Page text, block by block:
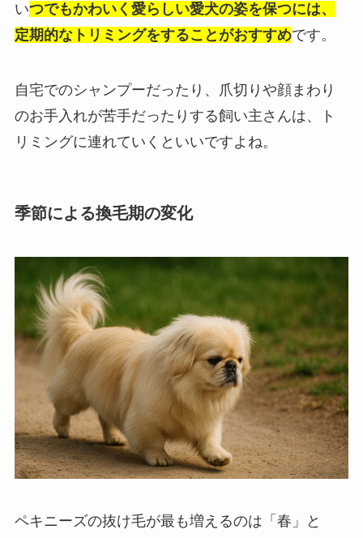
いつでもかわいく愛らしい愛犬の姿を保つには、
定期的なトリミングをすることがおすすめです。
自宅でのシャンプーだったり、爪切りや顔まわり
のお手入れが苦手だったりする飼い主さんは、ト
リミングに連れていくといいですよね。
季節による換毛期の変化
ペキニーズの抜け毛が最も増えるのは「春」と